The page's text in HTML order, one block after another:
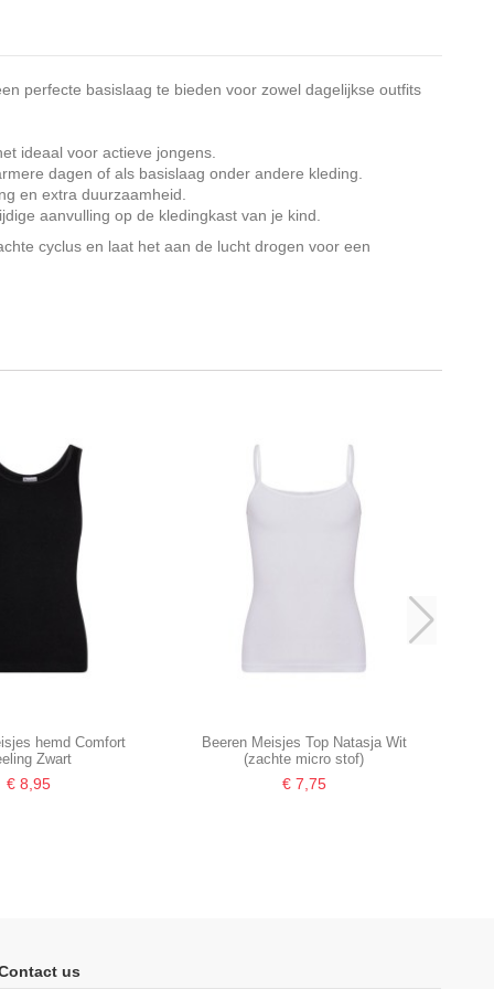
perfecte basislaag te bieden voor zowel dagelijkse outfits
ideaal voor actieve jongens.
dagen of als basislaag onder andere kleding.
en extra duurzaamheid.
aanvulling op de kledingkast van je kind.
cyclus en laat het aan de lucht drogen voor een
hemd Comfort
Zwart
€ 8,95
Beeren Meisjes Top Natasja Wit
(zachte micro stof)
€ 7,75
us